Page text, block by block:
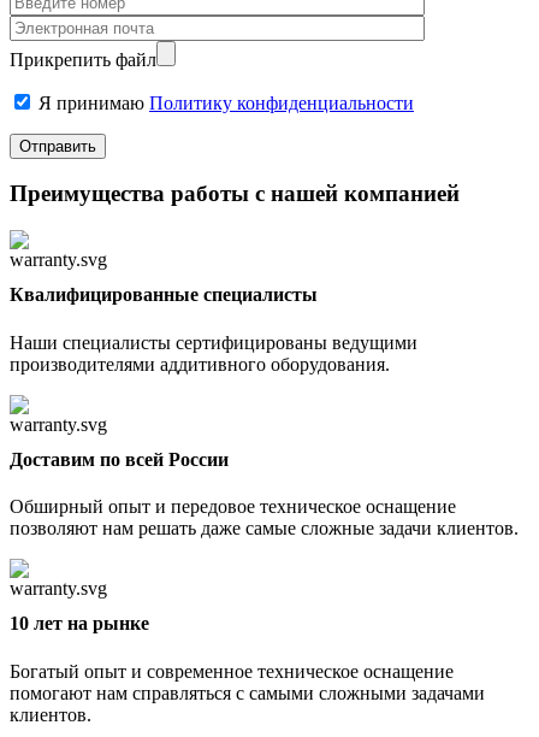
Прикрепить файл
Я принимаю Политику конфиденциальности
Преимущества работы с нашей компанией
Квалифицированные специалисты
Наши специалисты сертифицированы ведущими
производителями аддитивного оборудования.
Доставим по всей России
Обширный опыт и передовое техническое оснащение
позволяют нам решать даже самые сложные задачи клиентов.
10 лет на рынке
Богатый опыт и современное техническое оснащение
помогают нам справляться с самыми сложными задачами
клиентов.